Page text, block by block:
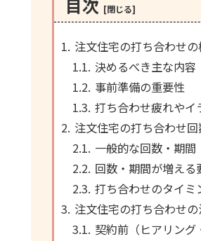
目次
注文住宅の打ち合わせ
決めるべき主な内容
事前準備の重要性
打ち合わせ疲れやイ
注文住宅の打ち合わせ
一般的な回数・期間
回数・期間が増える
打ち合わせのタイミ
注文住宅の打ち合わせ
契約前（ヒアリング